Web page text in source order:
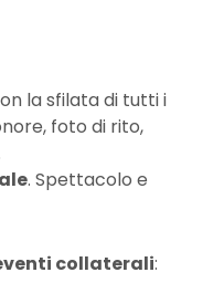
la sfilata di tutti i
foto di rito,
. Spettacolo e
collaterali: